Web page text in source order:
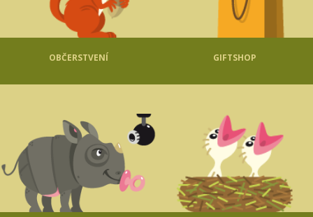
OBČERSTVENÍ GIFTSHOP